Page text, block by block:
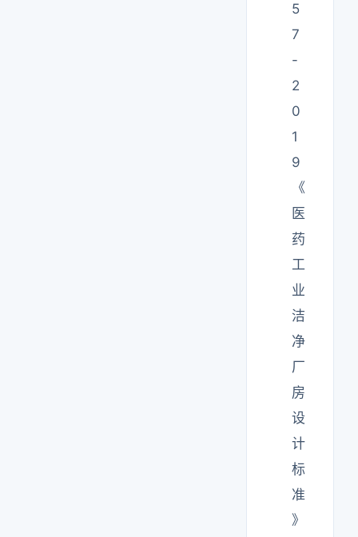
5
7
-
2
0
1
9
《
医
药
工
业
洁
净
厂
房
设
计
标
准
》